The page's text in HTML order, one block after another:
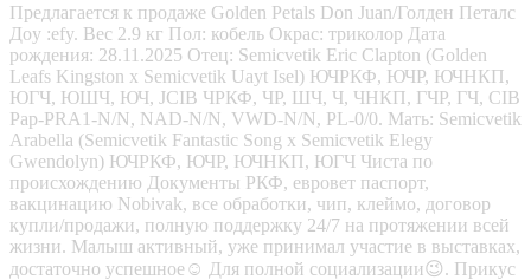
Предлагается к продаже Golden Petals Don Juan/Голден Петалс
Доy :efy. Вес 2.9 кг Пол: кобель Окрас: триколор Дата
рождения: 28.11.2025 Отец: Semicvetik Eric Clapton (Golden
Leafs Kingston x Semicvetik Uayt Isel) ЮЧРКФ, ЮЧР, ЮЧНКП,
ЮГЧ, ЮШЧ, ЮЧ, JCIB ЧРКФ, ЧР, ШЧ, Ч, ЧНКП, ГЧР, ГЧ, CIB
Pap-PRA1-N/N, NAD-N/N, VWD-N/N, PL-0/0. Мать: Semicvetik
Arabella (Semicvetik Fantastic Song x Semicvetik Elegy
Gwendolyn) ЮЧРКФ, ЮЧР, ЮЧНКП, ЮГЧ Чиста по
происхождению Документы РКФ, евровет паспорт,
вакцинацию Nobivak, все обработки, чип, клеймо, договор
купли/продажи, полную поддержку 24/7 на протяжении всей
жизни. Малыш активный, уже принимал участие в выставках,
достаточно успешное☺️ Для полной социализации😉. Прикус